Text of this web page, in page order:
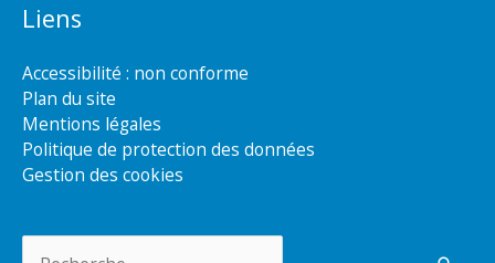
Liens
Accessibilité : non conforme
Plan du site
Mentions légales
Politique de protection des données
Gestion des cookies